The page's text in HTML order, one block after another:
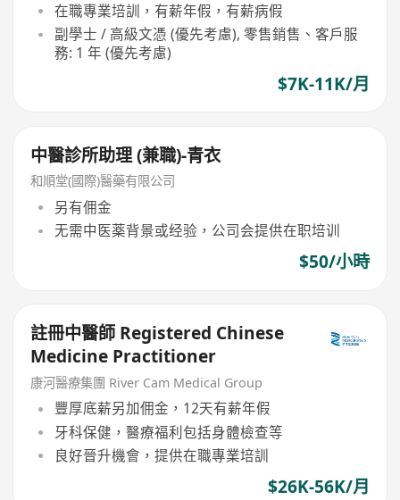
在職專業培訓，有薪年假，有薪病假
副學士 / 高級文憑 (優先考慮), 零售銷售、客戶服
務: 1 年 (優先考慮)
$7K-11K/月
中醫診所助理 (兼職)-青衣
和順堂(國際)醫藥有限公司
另有佣金
无需中医薬背景或经验，公司会提供在职培训
$50/小時
註冊中醫師 Registered Chinese
Medicine Practitioner
康河醫療集團 River Cam Medical Group
豐厚底薪另加佣金，12天有薪年假
牙科保健，醫療福利包括身體檢查等
良好晉升機會，提供在職專業培訓
$26K-56K/月